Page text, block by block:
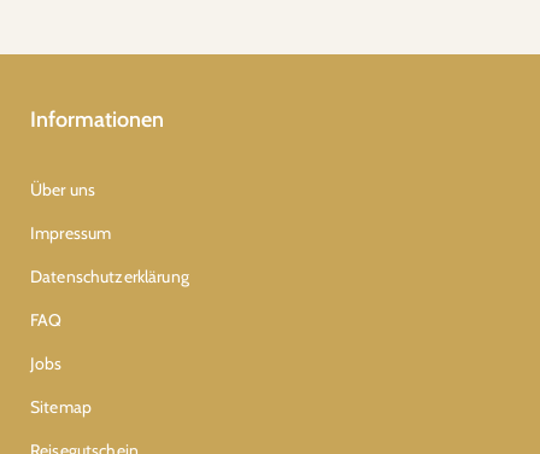
Informationen
Über uns
Impressum
Datenschutzerklärung
FAQ
Jobs
Sitemap